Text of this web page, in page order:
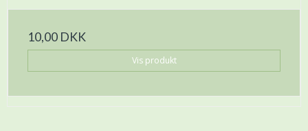
10,00 DKK
Vis produkt